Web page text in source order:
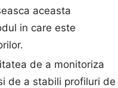
aceasta
in care este
de a monitoriza
de a stabili profiluri de